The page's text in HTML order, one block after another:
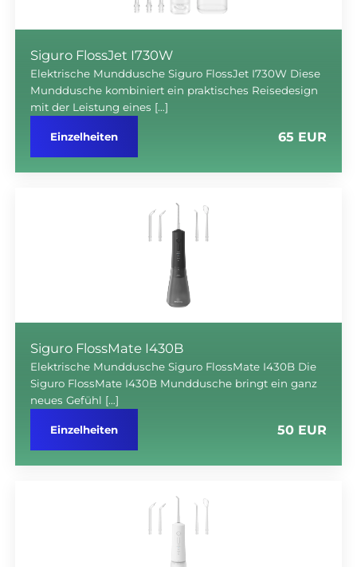
Siguro FlossJet I730W
Elektrische Munddusche Siguro FlossJet I730W Diese
Munddusche kombiniert ein praktisches Reisedesign
mit der Leistung eines […]
Einzelheiten 65 EUR
Siguro FlossMate I430B
Elektrische Munddusche Siguro FlossMate I430B Die
Siguro FlossMate I430B Munddusche bringt ein ganz
neues Gefühl […]
Einzelheiten 50 EUR